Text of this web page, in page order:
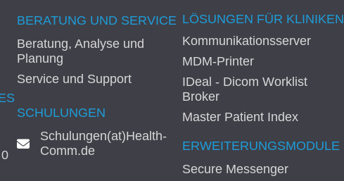
BERATUNG UND SERVICE
Beratung, Analyse und
Planung
Service und Support
SCHULUNGEN
Schulungen(at)Health-
Comm.de
LÖSUNGEN FÜR KLINIKEN
Kommunikationsserver
MDM-Printer
IDeal - Dicom Worklist
Broker
Master Patient Index
ERWEITERUNGSMODULE
Secure Messenger